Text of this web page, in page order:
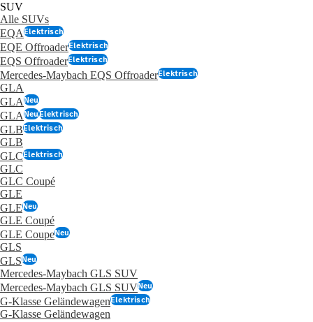
SUV
Alle SUVs
EQAElektrisch
EQE OffroaderElektrisch
EQS OffroaderElektrisch
Mercedes-Maybach EQS OffroaderElektrisch
GLA
GLANeu
GLANeuElektrisch
GLBElektrisch
GLB
GLCElektrisch
GLC
GLC Coupé
GLE
GLENeu
GLE Coupé
GLE CoupeNeu
GLS
GLSNeu
Mercedes-Maybach GLS SUV
Mercedes-Maybach GLS SUVNeu
G-Klasse GeländewagenElektrisch
G-Klasse Geländewagen